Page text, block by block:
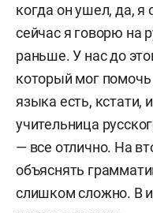
когда он ушел, да, я
сейчас я говорю на
раньше. У нас до
который мог
языка есть, кстати,
учительница
— все отлично. На
объяснять
слишком сложно. В